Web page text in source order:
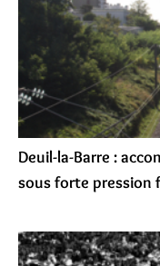
Deuil-la-Barre :
sous forte pression